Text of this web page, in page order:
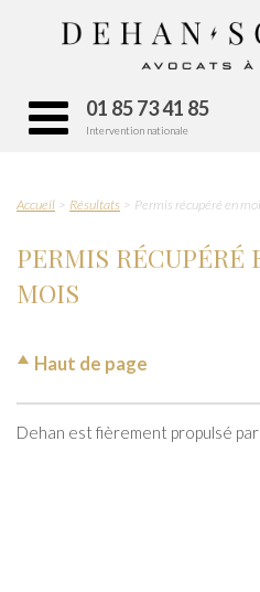
01 85 73 41 85
Intervention nationale
Accueil Résultats Permis récupéré en
PERMIS RÉCUPÉRÉ
MOIS
Haut de page
Dehan est fièrement propulsé par